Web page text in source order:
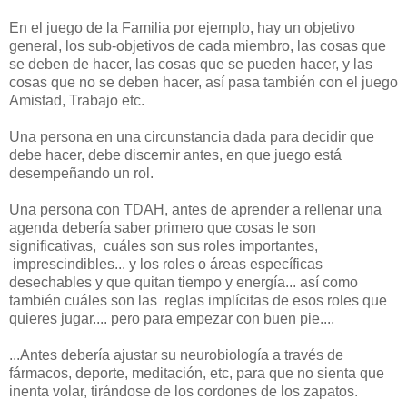
En el juego de la Familia por ejemplo, hay un objetivo
general, los sub-objetivos de cada miembro, las cosas que
se deben de hacer, las cosas que se pueden hacer, y las
cosas que no se deben hacer, así pasa también con el juego
Amistad, Trabajo etc.
Una persona en una circunstancia dada para decidir que
debe hacer, debe discernir antes, en que juego está
desempeñando un rol.
Una persona con TDAH, antes de aprender a rellenar una
agenda debería saber primero que cosas le son
significativas, cuáles son sus roles importantes,
imprescindibles... y los roles o áreas específicas
desechables y que quitan tiempo y energía... así como
también cuáles son las reglas implícitas de esos roles que
quieres jugar.... pero para empezar con buen pie...,
...Antes debería ajustar su neurobiología a través de
fármacos, deporte, meditación, etc, para que no sienta que
inenta volar, tirándose de los cordones de los zapatos.